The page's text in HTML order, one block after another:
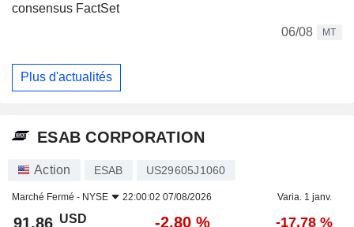
consensus FactSet
06/08
MT
Plus d'actualités
ESAB CORPORATION
Action ESAB US29605J1060
Marché Fermé - NYSE 22:00:02 07/08/2026 Varia. 1 janv.
91,86 USD -2,80 % -17,78 %